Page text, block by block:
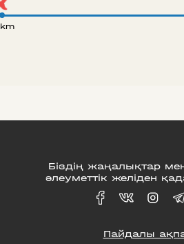
Біздің жаңалықтар мен
әлеуметтік желіден
Пайдалы